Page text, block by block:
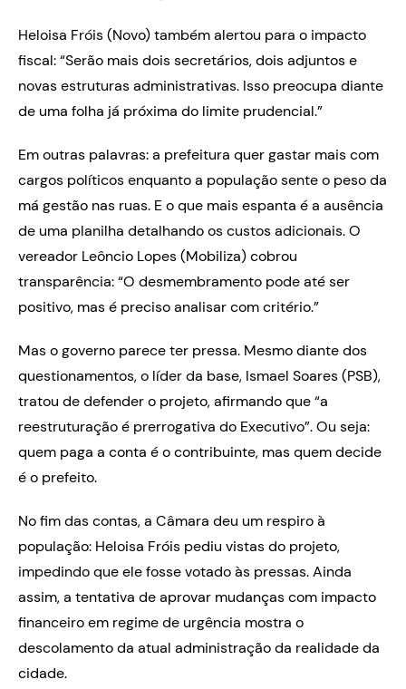
Heloisa Fróis (Novo) também alertou para o impacto
fiscal: “Serão mais dois secretários, dois adjuntos e
novas estruturas administrativas. Isso preocupa diante
de uma folha já próxima do limite prudencial.”
Em outras palavras: a prefeitura quer gastar mais com
cargos políticos enquanto a população sente o peso da
má gestão nas ruas. E o que mais espanta é a ausência
de uma planilha detalhando os custos adicionais. O
vereador Leôncio Lopes (Mobiliza) cobrou
transparência: “O desmembramento pode até ser
positivo, mas é preciso analisar com critério.”
Mas o governo parece ter pressa. Mesmo diante dos
questionamentos, o líder da base, Ismael Soares (PSB),
tratou de defender o projeto, afirmando que “a
reestruturação é prerrogativa do Executivo”. Ou seja:
quem paga a conta é o contribuinte, mas quem decide
é o prefeito.
No fim das contas, a Câmara deu um respiro à
população: Heloisa Fróis pediu vistas do projeto,
impedindo que ele fosse votado às pressas. Ainda
assim, a tentativa de aprovar mudanças com impacto
financeiro em regime de urgência mostra o
descolamento da atual administração da realidade da
cidade.